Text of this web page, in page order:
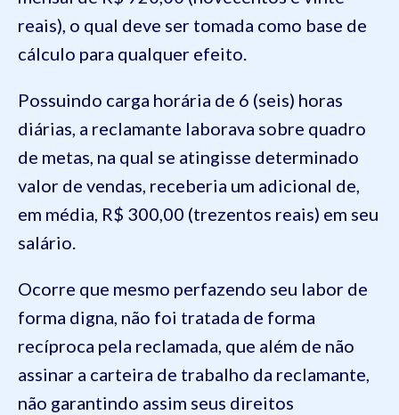
reais), o qual deve ser tomada como base de
cálculo para qualquer efeito.
Possuindo carga horária de 6 (seis) horas
diárias, a reclamante laborava sobre quadro
de metas, na qual se atingisse determinado
valor de vendas, receberia um adicional de,
em média, R$ 300,00 (trezentos reais) em seu
salário.
Ocorre que mesmo perfazendo seu labor de
forma digna, não foi tratada de forma
recíproca pela reclamada, que além de não
assinar a carteira de trabalho da reclamante,
não garantindo assim seus direitos